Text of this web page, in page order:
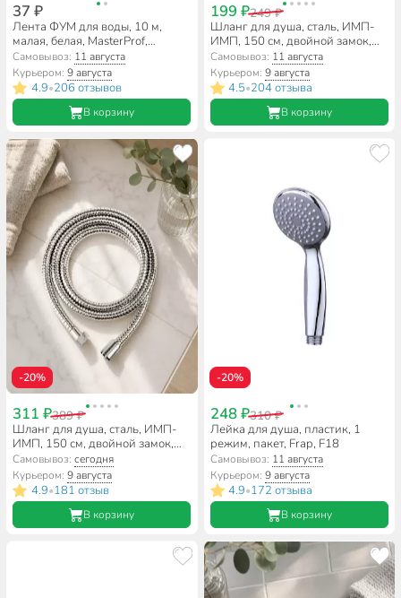
37 ₽
Лента ФУМ для воды, 10 м,
малая, белая, MasterProf,
индивидуальная упаковка,
ИС.130216
Самовывоз: 11 августа
Курьером:9 августа
4.9•206 отзывов
В корзину
199 ₽249 ₽
Шланг для душа, сталь, ИМП-
ИМП, 150 см, двойной замок,
индивидуальная упаковка,
ComfortFactor, 96168-10
Самовывоз: 11 августа
Курьером: 9 августа
4.5•204 отзыва
В корзину
-20%
311 ₽389 ₽
Шланг для душа, сталь, ИМП-
ИМП, 150 см, двойной замок,
SPL, SPL 3600.150B
Самовывоз:сегодня
Курьером:9 августа
4.9•181 отзыв
В корзину
-20%
248 ₽310 ₽
Лейка для душа, пластик, 1
режим, пакет, Frap, F18
Самовывоз: 11 августа
Курьером: 9 августа
4.9•172 отзыва
В корзину